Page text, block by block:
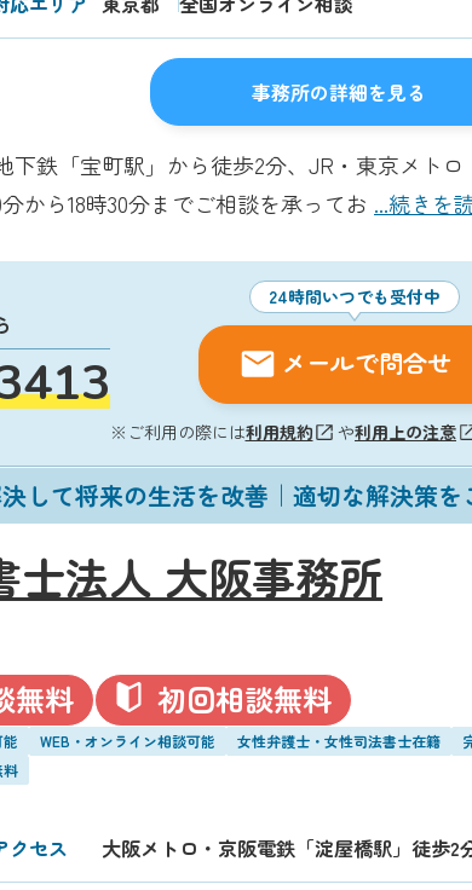
事務所の詳細を見る
鉄「宝町駅」から徒歩2分、JR・東京メト
から18時30分までご相談を承ってお ...続きを
24時間いつでも受付中
メールで問合せ
※ご利用の際には利用規約 や利用上の注意
して将来の生活を改善｜適切な解決策
士法人 大阪事務所
無料 初回相談無料
WEB・オンライン相談可能 女性弁護士・女性司法書士在籍
料
クセス 大阪メトロ・京阪電鉄「淀屋橋駅」徒歩2